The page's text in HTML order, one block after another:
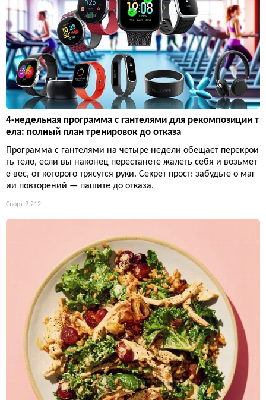
4-недельная программа с гантелями для рекомпозиции т
ела: полный план тренировок до отказа
Программа с гантелями на четыре недели обещает перекрои
ть тело, если вы наконец перестанете жалеть себя и возьмет
е вес, от которого трясутся руки. Секрет прост: забудьте о маг
ии повторений — пашите до отказа.
Спорт 9 212